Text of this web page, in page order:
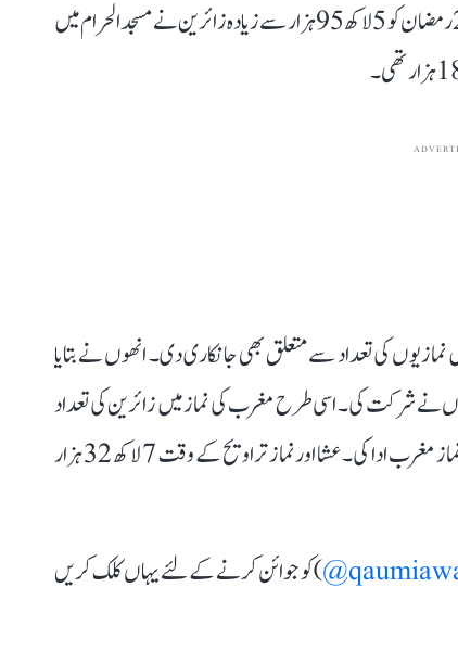
اندرون ملک سے بھی مکہ مکرمہ پہنچے۔ انہوں نے مزید بتایا کہ 22 رمضان کو 5 لاکھ 95 ہزار سے زیادہ زائرین نے مسجد الحرام میں
نمازوں میں نمازیوں کی تعداد سے متعلق بھی جانکاری دی۔ انھوں نے بتایا
کو عصر کی نماز میں 5 لاکھ 47 ہزار لوگوں نے شرکت کی۔ اسی طرح مغرب کی نماز میں زائرین کی تعداد
بڑھ کر 7 لاکھ 10 ہزار ہو گئی، یعنی 7 لاکھ سے زائد زائرین نے نماز مغرب ادا کی۔ عشا اور نماز تراویح کے وقت 7 لاکھ 32 ہزار
) کو جوائن کرنے کے لئے یہاں کلک کریں